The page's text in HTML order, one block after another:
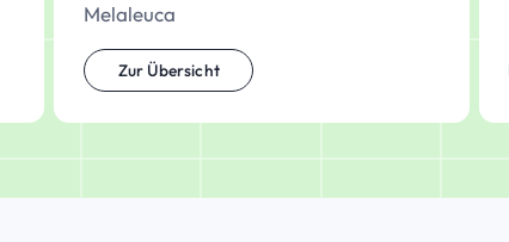
Melaleuca
Zur Übersicht